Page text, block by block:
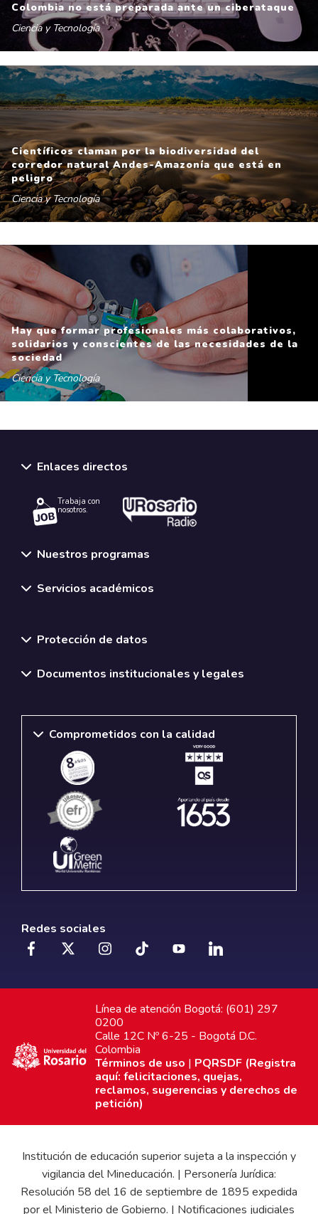
Colombia no está preparada ante un ciberataque
Ciencia y Tecnología
Científicos claman por la biodiversidad del
corredor natural Andes-Amazonía que está en
peligro
Ciencia y Tecnología
Hay que formar profesionales más colaborativos,
solidarios y conscientes de las necesidades de la
sociedad
Ciencia y Tecnología
Enlaces directos
Trabaja con
nosotros.
Nuestros programas
Servicios académicos
Protección de datos
Documentos institucionales y legales
Comprometidos con la calidad
Redes sociales
Línea de atención Bogotá: (601) 297
0200
Calle 12C Nº 6-25 - Bogotá D.C.
Colombia
Términos de uso | PQRSDF (Registra
aquí: felicitaciones, quejas,
reclamos, sugerencias y derechos de
petición)
Institución de educación superior sujeta a la inspección y
vigilancia del Mineducación. | Personería Jurídica:
Resolución 58 del 16 de septiembre de 1895 expedida
por el Ministerio de Gobierno. | Notificaciones judiciales